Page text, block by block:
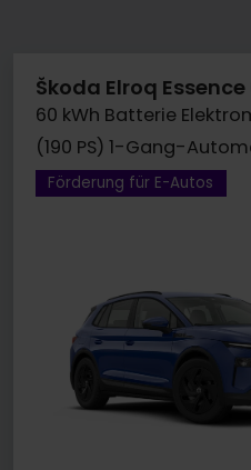
Škoda Elroq Essence
60 kWh Batterie
(190 PS) 1-Gang-
Förderung für E-Autos